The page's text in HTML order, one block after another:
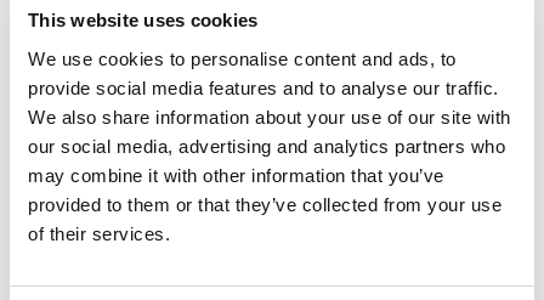
This website uses cookies
We use cookies to personalise content and ads, to
provide social media features and to analyse our traffic.
We also share information about your use of our site with
our social media, advertising and analytics partners who
may combine it with other information that you’ve
provided to them or that they’ve collected from your use
of their services.
vista i gestionada per empreses del sector on conviuen diferents
Xavier Mas, Chief Marketing Officer a Caixabank, per exemple, va
explicar com i de quina manera es va fer el pas de canviar les
tradicionals oficines bancàries en les actuals
stores
, tal i com ells les
anomenen. Per a aquest directiu de Caixabank, el repte era aconseguir
maximitzar l’experiència de compra dels clients. I per aconseguir-ho,
van combinar dos aspectes: d’una banda, convertir la tecnologia en
una commodityque facilités el dia a dia amb els clients per fer les
imitar els conceptes que altres empreses com laboutiquede